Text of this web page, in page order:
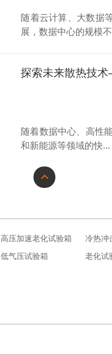
随着云计算、大数据
展，数据中心的规模
随着数据中心、高性
和新能源等领域的快...
高压加速老化试验箱
冷热冲
低气压试验箱
老化试